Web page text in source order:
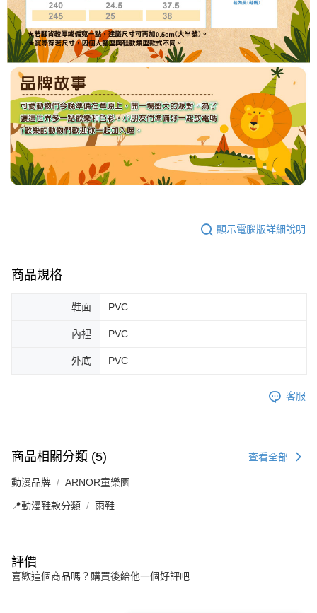
顯示電腦版詳細說明
商品規格
鞋面 PVC
內裡 PVC
外底 PVC
客服
商品相關分類 (5) 查看全部
動漫品牌 ARNOR童樂園
📍動漫鞋款分類 雨鞋
評價
喜歡這個商品嗎？購買後給他一個好評吧